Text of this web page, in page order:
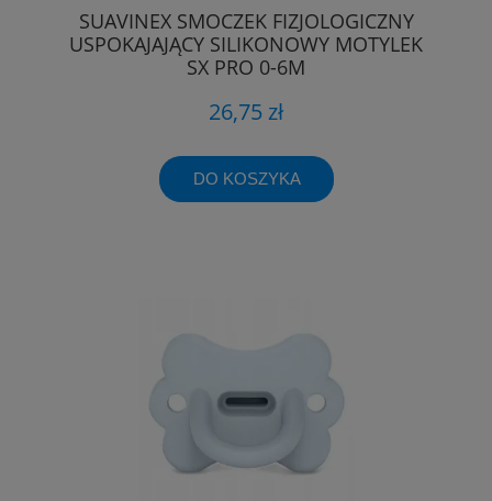
SUAVINEX SMOCZEK FIZJOLOGICZNY
USPOKAJAJĄCY SILIKONOWY MOTYLEK
SX PRO 0-6M
26,75 zł
DO KOSZYKA